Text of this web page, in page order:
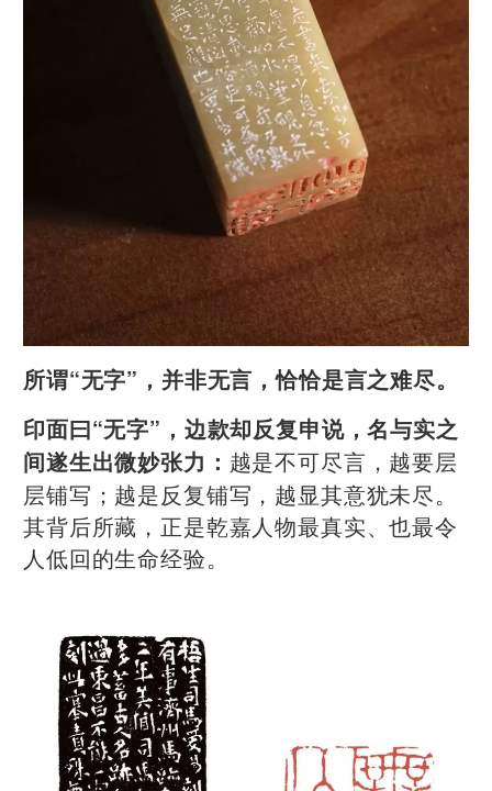
所谓“无字”，并非无言，恰恰是言之难尽。
印面曰“无字”，边款却反复申说，名与实之
间遂生出微妙张力： 越是不可尽言，越要层
层铺写；越是反复铺写，越显其意犹未尽。
其背后所藏，正是乾嘉人物最真实、也最令
人低回的生命经验。